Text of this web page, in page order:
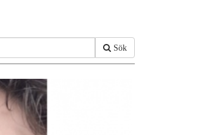
Sök